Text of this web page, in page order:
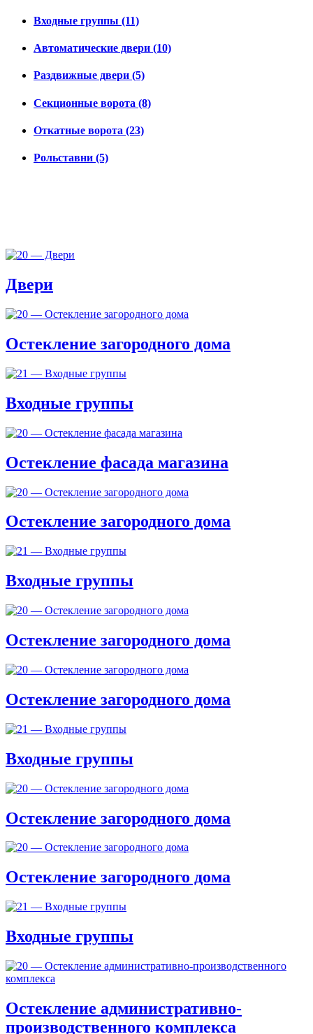
Входные группы (11)
Автоматические двери (10)
Раздвижные двери (5)
Секционные ворота (8)
Откатные ворота (23)
Рольставни (5)
Двери
Остекление загородного дома
Входные группы
Остекление фасада магазина
Остекление загородного дома
Входные группы
Остекление загородного дома
Остекление загородного дома
Входные группы
Остекление загородного дома
Остекление загородного дома
Входные группы
Остекление административно-
производственного комплекса